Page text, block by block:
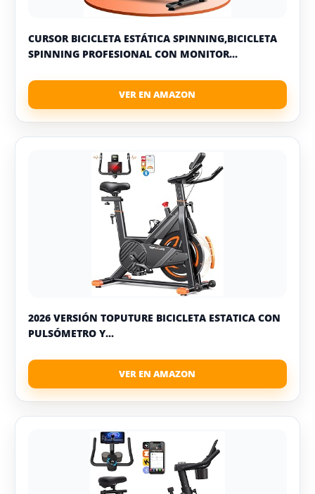
CURSOR BICICLETA ESTÁTICA SPINNING,BICICLETA
SPINNING PROFESIONAL CON MONITOR...
2026 VERSIÓN TOPUTURE BICICLETA ESTATICA CON
PULSÓMETRO Y...